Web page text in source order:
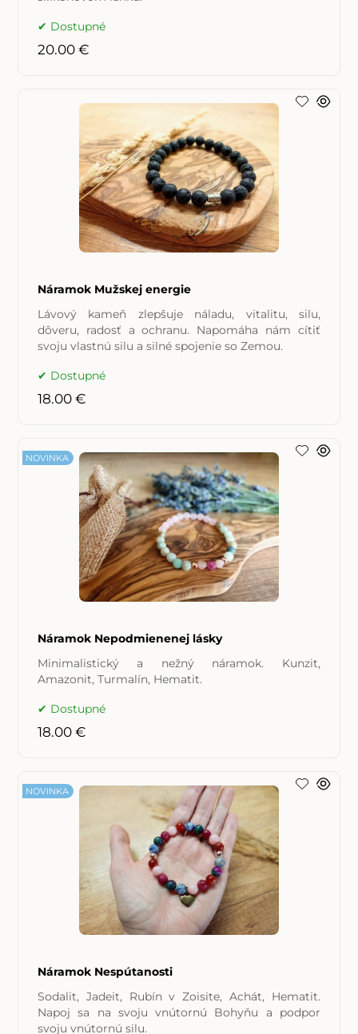
Dostupné
20.00 €
Náramok Mužskej energie
Lávový kameň zlepšuje náladu, vitalitu, silu,
dôveru, radosť a ochranu. Napomáha nám cítiť
svoju vlastnú silu a silné spojenie so Zemou.
Dostupné
18.00 €
Náramok Nepodmienenej lásky
Minimalistický a nežný náramok. Kunzit,
Amazonit, Turmalín, Hematit.
NOVINKA
Dostupné
18.00 €
Náramok Nespútanosti
Sodalit, Jadeit, Rubín v Zoisite, Achát, Hematit.
Napoj sa na svoju vnútornú Bohyňu a podpor
svoju vnútornú silu.
NOVINKA